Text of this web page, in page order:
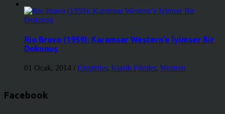
Rio Bravo (1959): Karamsar Western’e İyimser Bir
Dokunuş
01 Ocak, 2014 / Eleştiriler, Klasik Filmler, Western
Facebook